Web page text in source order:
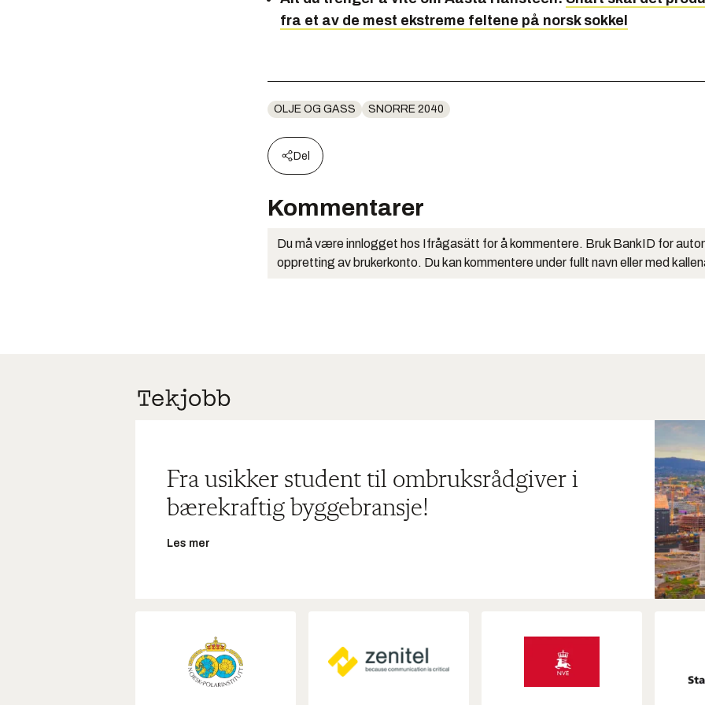
fra et av de mest ekstreme feltene på norsk sokkel
OLJE OG GASS SNORRE 2040
Del
Kommentarer
Du må være innlogget hos Ifrågasätt for å kommentere. Bruk BankID for
oppretting av brukerkonto. Du kan kommentere under fullt navn eller med
Fra usikker student til ombruksrådgiver i
bærekraftig byggebransje!
Les mer